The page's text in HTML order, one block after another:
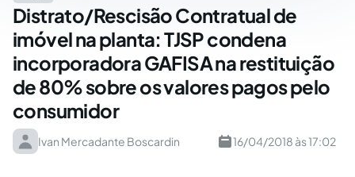
Distrato/Rescisão Contratual de
imóvel na planta: TJSP condena
incorporadora GAFISA na restituição
de 80% sobre os valores pagos pelo
consumidor
Ivan Mercadante Boscardin 16/04/2018 às 17:02